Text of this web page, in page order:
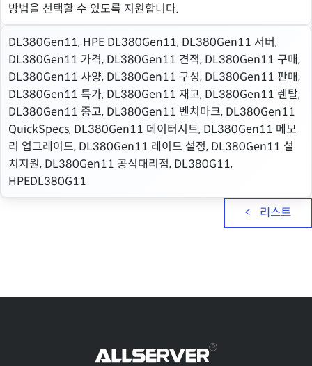
방법을 선택할 수 있도록 지원합니다.
DL380Gen11, HPE DL380Gen11, DL380Gen11 서버,
DL380Gen11 가격, DL380Gen11 견적, DL380Gen11 구매,
DL380Gen11 사양, DL380Gen11 구성, DL380Gen11 판매,
DL380Gen11 특가, DL380Gen11 재고, DL380Gen11 렌탈,
DL380Gen11 중고, DL380Gen11 벤치마크, DL380Gen11
QuickSpecs, DL380Gen11 데이터시트, DL380Gen11 메모
리 업그레이드, DL380Gen11 레이드 설정, DL380Gen11 설
치지원, DL380Gen11 공식대리점, DL380G11,
HPEDL380G11
리스트